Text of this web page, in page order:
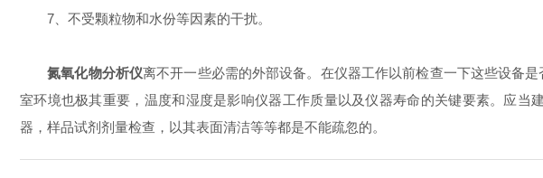
7、不受颗粒物和水份等因素的干扰。
氮氧化物分析仪离不开一些必需的外部设备。在仪器工作以前检查一下这些设备
室环境也极其重要，温度和湿度是影响仪器工作质量以及仪器寿命的关键要素。应
器，样品试剂剂量检查，以其表面清洁等等都是不能疏忽的。